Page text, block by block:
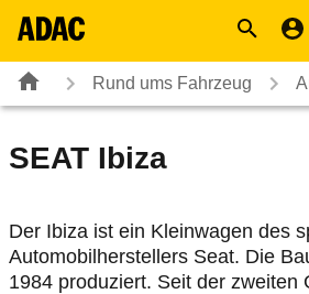
Rund ums Fahrzeug
SEAT Ibiza
Der Ibiza ist ein Kleinwagen des
Automobilherstellers Seat. Die
1984 produziert. Seit der zweiten